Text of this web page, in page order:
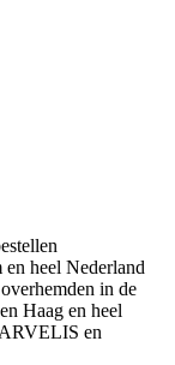
heel Nederland
in de
Haag en heel
en